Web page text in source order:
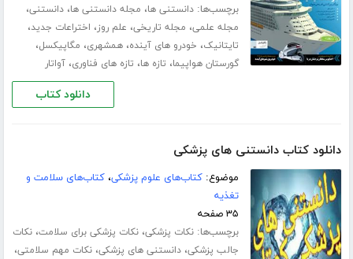
برچسب‌ها:دانستنی ها، مجله دانستنی ها،دانستنی،
مجله علمی، مجله تاریخی، علم روز، اختراعات جدید،
تایتانیک، خودرو های آینده،همشهری، مگاپیکسل،
گورستان هواپیما، تازه ها، تازه های فناوری،آواتار
دانلود کتاب
دانلود کتاب دانستنی های پزشکی
موضوع:کتاب‌های علوم پزشکی،کتاب‌های سلامت و
تغذیه
۳۵ صفحه
برچسب‌ها:نکات پزشکی،نکات پزشکی برای سلامت،نکات
جالب پزشکی،دانستنی های پزشکی،نکات مهم سلامتی،